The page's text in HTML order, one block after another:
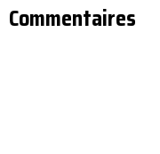
Commentaires